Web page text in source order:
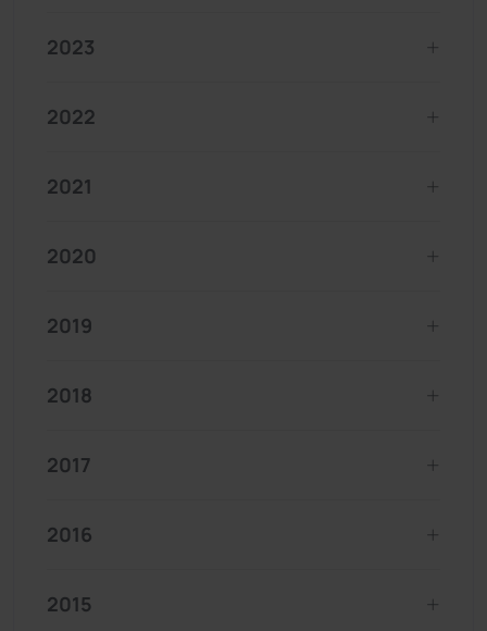
2023
2022
2021
2020
2019
2018
2017
2016
2015